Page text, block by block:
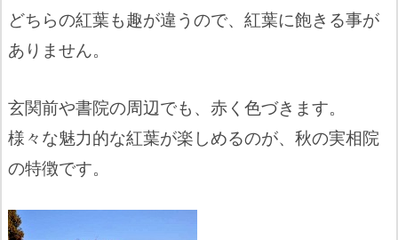
どちらの紅葉も趣が違うので、紅葉に飽きる事が
ありません。
玄関前や書院の周辺でも、赤く色づきます。
様々な魅力的な紅葉が楽しめるのが、秋の実相院
の特徴です。